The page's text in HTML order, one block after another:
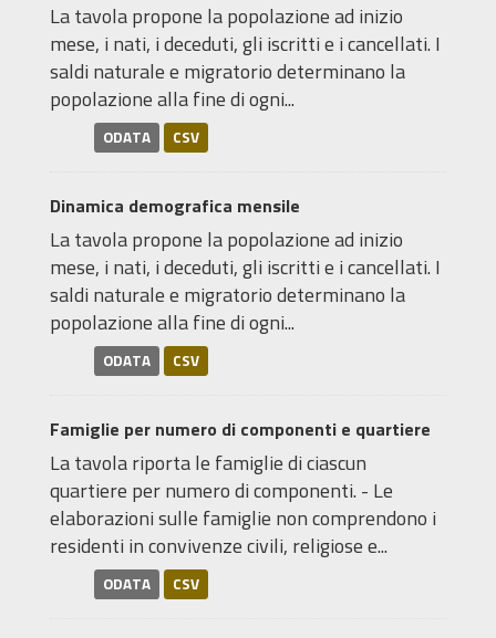
La tavola propone la popolazione ad inizio
mese, i nati, i deceduti, gli iscritti e i cancellati. I
saldi naturale e migratorio determinano la
popolazione alla fine di ogni...
ODATA CSV
Dinamica demografica mensile
La tavola propone la popolazione ad inizio
mese, i nati, i deceduti, gli iscritti e i cancellati. I
saldi naturale e migratorio determinano la
popolazione alla fine di ogni...
ODATA CSV
Famiglie per numero di componenti e quartiere
La tavola riporta le famiglie di ciascun
quartiere per numero di componenti. - Le
elaborazioni sulle famiglie non comprendono i
residenti in convivenze civili, religiose e...
ODATA CSV